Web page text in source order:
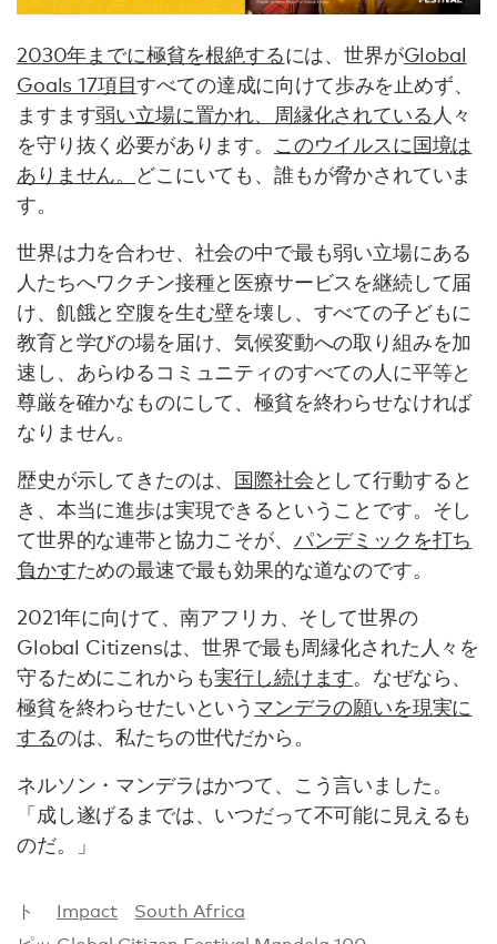
2030年までに極貧を根絶するには、世界がGlobal
Goals 17項目すべての達成に向けて歩みを止めず、
ますます弱い立場に置かれ、周縁化されている 人々
を守り抜く必要があります。 このウイルスに国境は
ありません。
どこにいても、誰もが脅かされていま
す。
世界は力を合わせ、社会の中で最も弱い立場にある
人たちへワクチン接種と医療サービスを継続して届
け、飢餓と空腹を生む壁を壊し、すべての子どもに
教育と学びの場を届け、気候変動への取り組みを加
速し、あらゆるコミュニティのすべての人に平等と
尊厳を確かなものにして、極貧を終わらせなければ
なりません。
歴史が示してきたのは、 国際社会として行動すると
き、本当に進歩は実現できるということです。そし
て世界的な連帯と協力こそが、 パンデミックを打ち
負かすための最速で最も効果的な道なのです。
2021年に向けて、南アフリカ、そして世界の
Global Citizensは、世界で最も周縁化された人々を
守るためにこれからも実行し続けます。なぜなら、
極貧を終わらせたいという マンデラの願いを現実に
するのは、私たちの世代だから。
ネルソン・マンデラはかつて、こう言いました。
「成し遂げるまでは、いつだって不可能に見えるも
のだ。」
ト
Impact
South Africa